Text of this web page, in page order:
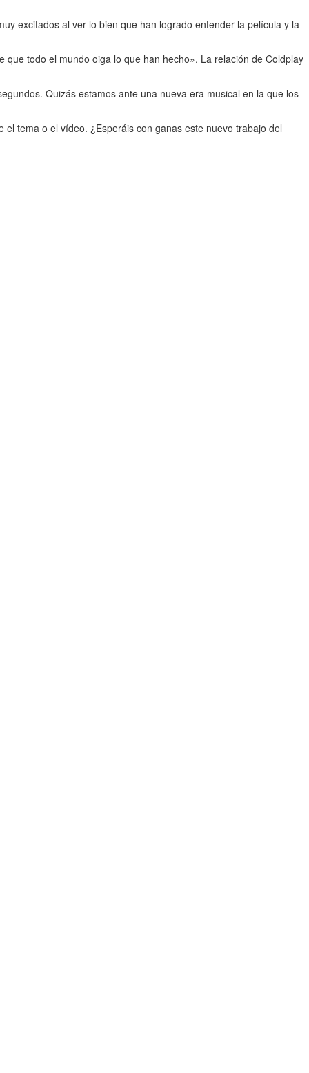
excitados al ver lo bien que han logrado entender la película y la
todo el mundo oiga lo que han hecho». La relación de Coldplay
Quizás estamos ante una nueva era musical en la que los
tema o el vídeo. ¿Esperáis con ganas este nuevo trabajo del